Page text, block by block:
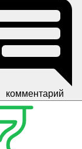
комментарий